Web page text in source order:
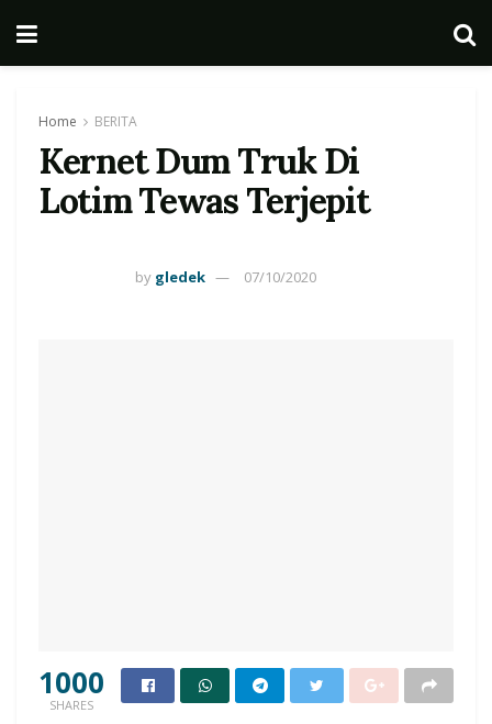
Home BERITA
Kernet Dum Truk Di
Lotim Tewas Terjepit
by gledek 07/10/2020
1000
SHARES